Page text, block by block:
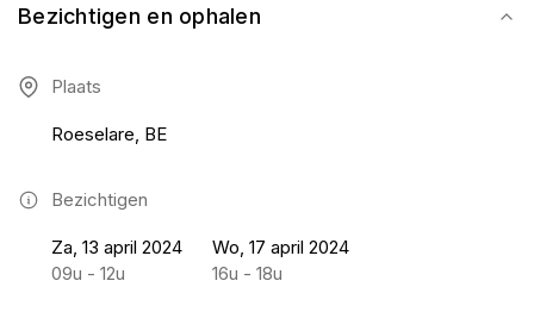
Bezichtigen en ophalen
Plaats
Roeselare, BE
Bezichtigen
Za, 13 april 2024
09u - 12u
Wo, 17 april 2024
16u - 18u